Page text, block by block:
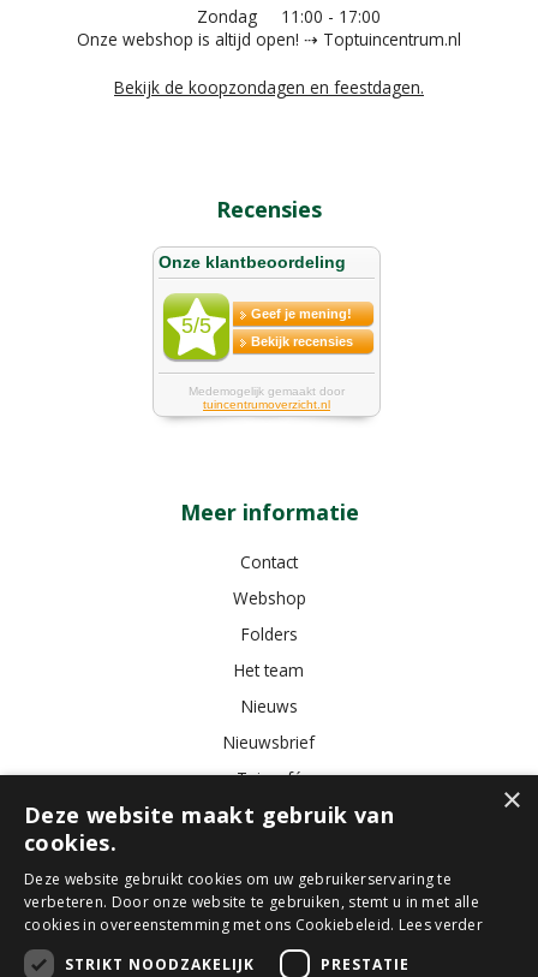
Zondag
11:00 - 17:00
Onze webshop is altijd open! ⇢ Toptuincentrum.nl
Bekijk de koopzondagen en feestdagen.
Recensies
Meer informatie
Contact
Webshop
Folders
Het team
Nieuws
Nieuwsbrief
Tuincafé
Vacatures
Tuincentrum Bloemist Kamerplanten Kunstbloemen
Buitenplanten
Tuinmeubelen
×
Deze website maakt gebruik van
cookies.
Deze website gebruikt cookies om uw gebruikerservaring te
verbeteren. Door onze website te gebruiken, stemt u in met alle
cookies in overeenstemming met ons Cookiebeleid. Lees verder
STRIKT NOODZAKELIJK
PRESTATIE